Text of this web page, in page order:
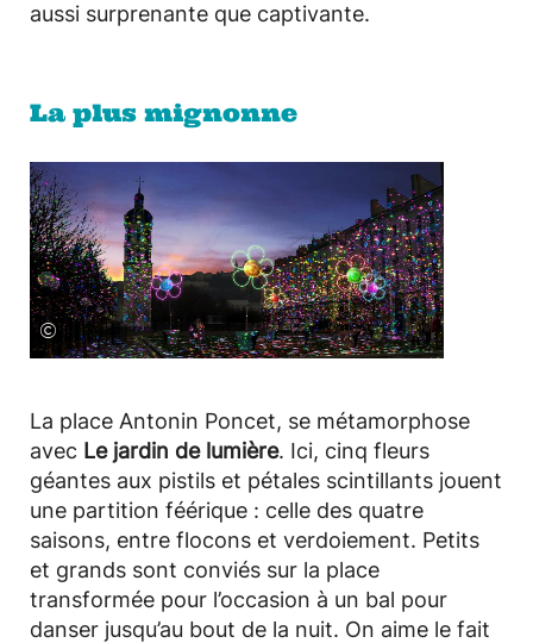
aussi surprenante que captivante.
La plus mignonne
©
La place Antonin Poncet, se métamorphose
avec Le jardin de lumière. Ici, cinq fleurs
géantes aux pistils et pétales scintillants jouent
une partition féérique : celle des quatre
saisons, entre flocons et verdoiement. Petits
et grands sont conviés sur la place
transformée pour l’occasion à un bal pour
danser jusqu’au bout de la nuit. On aime le fait